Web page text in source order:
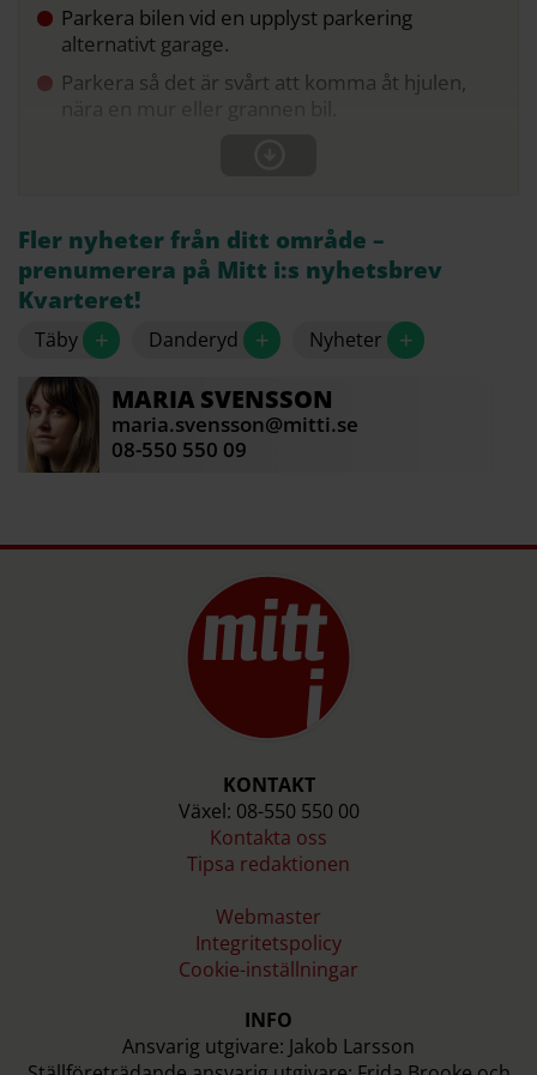
Parkera bilen vid en upplyst parkering
alternativt garage.
Parkera så det är svårt att komma åt hjulen,
Fler nyheter från ditt område –
prenumerera på Mitt i:s nyhetsbrev
Kvarteret!
Täby + Danderyd + Nyheter +
MARIA SVENSSON
maria.svensson@mitti.se
08-550 550 09
KONTAKT
Växel: 08-550 550 00
Kontakta oss
Tipsa redaktionen
Webmaster
Integritetspolicy
Cookie-inställningar
INFO
Ansvarig utgivare: Jakob Larsson